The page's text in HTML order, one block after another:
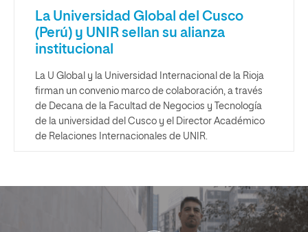
La Universidad Global del Cusco
(Perú) y UNIR sellan su alianza
institucional
La U Global y la Universidad Internacional de la Rioja
firman un convenio marco de colaboración, a través
de Decana de la Facultad de Negocios y Tecnología
de la universidad del Cusco y el Director Académico
de Relaciones Internacionales de UNIR.